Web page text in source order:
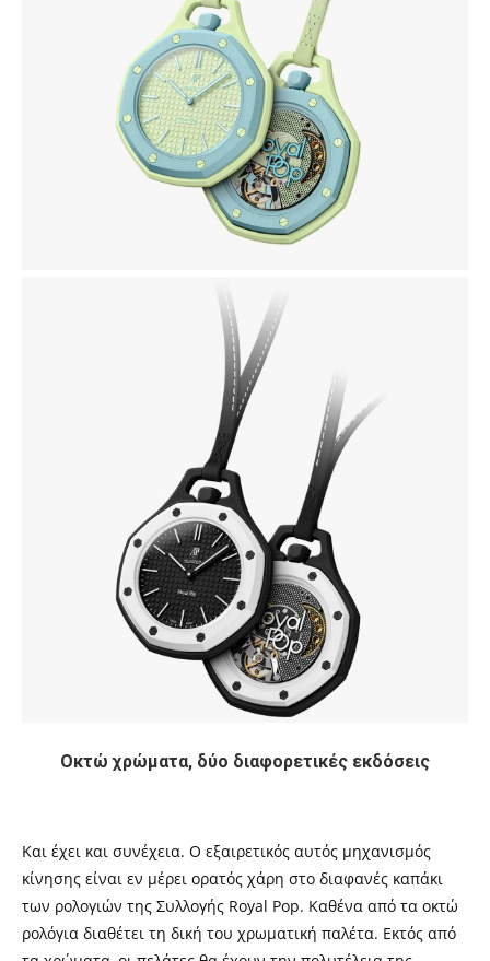
Οκτώ χρώματα, δύο διαφορετικές εκδόσεις
Και έχει και συνέχεια. Ο εξαιρετικός αυτός μηχανισμός
κίνησης είναι εν μέρει ορατός χάρη στο διαφανές καπάκι
των ρολογιών της Συλλογής Royal Pop. Καθένα από τα οκτώ
ρολόγια διαθέτει τη δική του χρωματική παλέτα. Εκτός από